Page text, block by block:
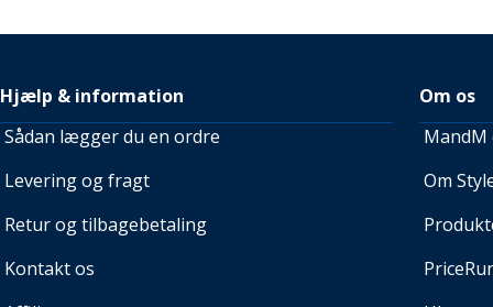
Hjælp & information
Sådan lægger du en ordre
Levering og fragt
Retur og tilbagebetaling
Kontakt os
Om os
MandM
Om